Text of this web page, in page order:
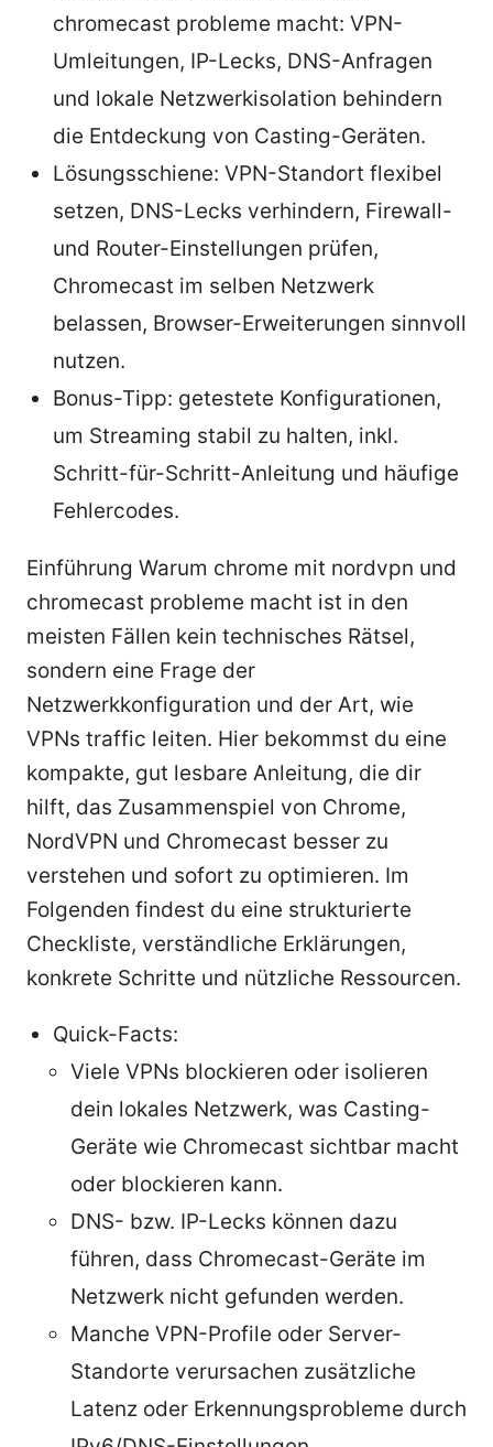
chromecast probleme macht: VPN-
Umleitungen, IP-Lecks, DNS-Anfragen
und lokale Netzwerkisolation behindern
die Entdeckung von Casting-Geräten.
Lösungsschiene: VPN-Standort flexibel
setzen, DNS-Lecks verhindern, Firewall-
und Router-Einstellungen prüfen,
Chromecast im selben Netzwerk
belassen, Browser-Erweiterungen sinnvoll
nutzen.
Bonus-Tipp: getestete Konfigurationen,
um Streaming stabil zu halten, inkl.
Schritt-für-Schritt-Anleitung und häufige
Fehlercodes.
Einführung Warum chrome mit nordvpn und
chromecast probleme macht ist in den
meisten Fällen kein technisches Rätsel,
sondern eine Frage der
Netzwerkkonfiguration und der Art, wie
VPNs traffic leiten. Hier bekommst du eine
kompakte, gut lesbare Anleitung, die dir
hilft, das Zusammenspiel von Chrome,
NordVPN und Chromecast besser zu
verstehen und sofort zu optimieren. Im
Folgenden findest du eine strukturierte
Checkliste, verständliche Erklärungen,
konkrete Schritte und nützliche Ressourcen.
Quick-Facts:
Viele VPNs blockieren oder isolieren
dein lokales Netzwerk, was Casting-
Geräte wie Chromecast sichtbar macht
oder blockieren kann.
DNS- bzw. IP-Lecks können dazu
führen, dass Chromecast-Geräte im
Netzwerk nicht gefunden werden.
Manche VPN-Profile oder Server-
Standorte verursachen zusätzliche
Latenz oder Erkennungsprobleme durch